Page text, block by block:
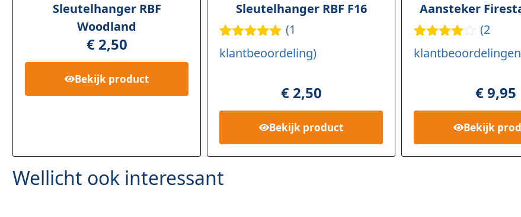
Sleutelhanger RBF
Woodland
€2,50
Bekijk product
Sleutelhanger RBF F16
Gewaardee
rd5.00op
1
(1
klantbeoordeling)
€2,50
Bekijk product
Aansteker
Gewaarde
erd4.50
2
(2
€9,95
Bekijk
Wellicht ook interessant